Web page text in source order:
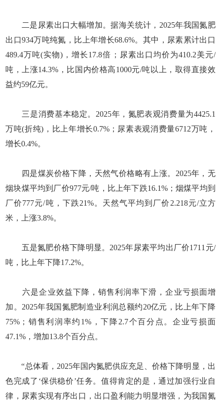
二是尿素出口大幅增加。据海关统计，2025年我国氮肥
出口934万吨纯氮，比上年增长68.6%。其中，尿素累计出口
489.4万吨(实物)，增长17.8倍；尿素出口均价为410.2美元/
吨，上涨14.3%，比国内价格高1000元/吨以上，取得直接效
益约59亿元。
三是消费基本稳定。2025年，氮肥表观消费量为4425.1
万吨(折纯)，比上年增长0.7%；尿素表观消费量6712万吨，
增长0.4%。
四是煤炭价格下降，天然气价格略有上涨。2025年，无
烟块煤平均到厂价977元/吨，比上年下跌16.1%；烟煤平均到
厂价777元/吨，下跌21%。天然气平均到厂价2.218元/立方
米，上涨3.8%。
五是氮肥价格下降明显。2025年尿素平均出厂价1711元/
吨，比上年下降17.2%。
六是企业效益下降，销售利润率下滑，企业亏损面增
加。2025年我国氮肥制造业利润总额约20亿元，比上年下降
75%；销售利润率约1%，下降2.7个百分点。企业亏损面
47.1%，增加13.8个百分点。
“总体看，2025年国内氮肥供应充足、价格下降明显，出
色完成了‘保供稳价’任务。值得肯定的是，通过加强行业自
律，尿素实现有序出口，出口盈利能力明显增强，为我国氮